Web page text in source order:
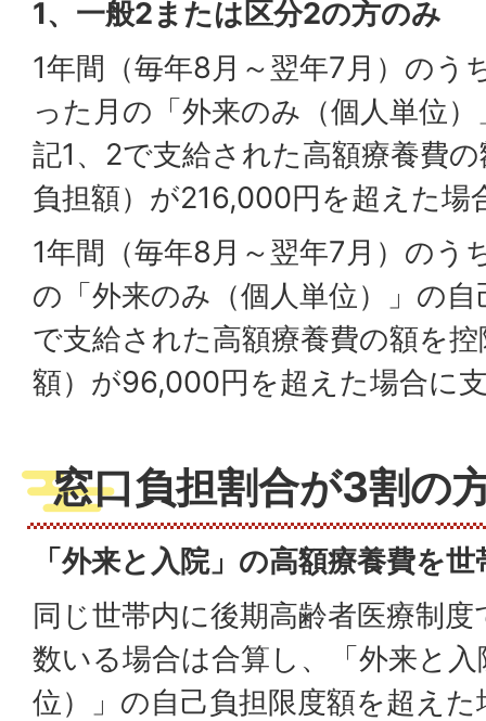
1、一般2または区分2の方のみ
1年間（毎年8月～翌年7月）のう
った月の「外来のみ（個人単位
記1、2で支給された高額療養費
負担額）が216,000円を超えた場
1年間（毎年8月～翌年7月）のう
の「外来のみ（個人単位）」の
で支給された高額療養費の額を
額）が96,000円を超えた場合に
窓口負担割合が3割の
「外来と入院」の高額療養費を
同じ世帯内に後期高齢者医療制
数いる場合は合算し、「外来と
位）」の自己負担限度額を超えた